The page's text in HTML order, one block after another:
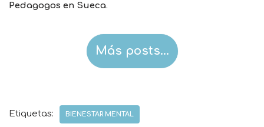
Pedagogos en Sueca.
Más posts…
Etiquetas: BIENESTAR MENTAL